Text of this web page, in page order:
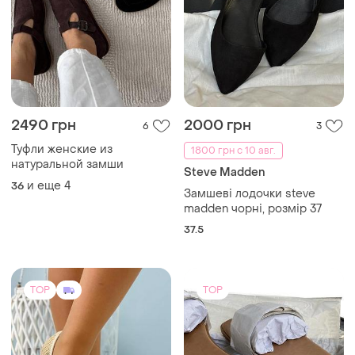
2490 грн 6
Туфли женские из
натуральной замши
36 и еще 4
2000 грн
3
1800 грн с 10 авг.
Steve Madden
Замшеві лодочки steve
madden чорні, розмір 37
37.5
TOP TOP